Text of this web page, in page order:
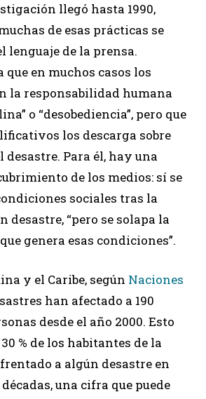
llegó hasta 1990,
de esas prácticas se
lenguaje de la prensa.
que en muchos casos los
la responsabilidad humana
o “desobediencia”, pero que
los descarga sobre
Para él, hay una
de los medios: sí se
sociales tras la
desastre, “pero se solapa la
genera esas condiciones”.
y el Caribe, según Naciones
han afectado a 190
desde el año 2000. Esto
% de los habitantes de la
a algún desastre en
una cifra que puede